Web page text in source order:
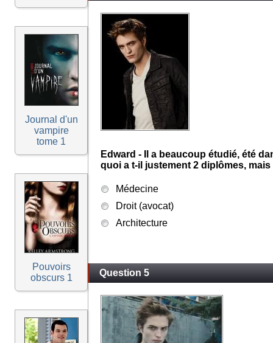
Journal d'un
vampire
tome 1
Pouvoirs
obscurs 1
Edward - Il a beaucoup étudié, été
quoi a t-il justement 2 diplômes,
Médecine
Droit (avocat)
Architecture
Question 5